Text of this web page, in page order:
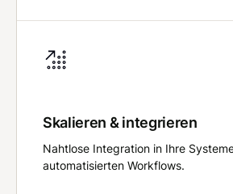
Skalieren & integrieren
Nahtlose Integration in Ihre
automatisierten Workflows.